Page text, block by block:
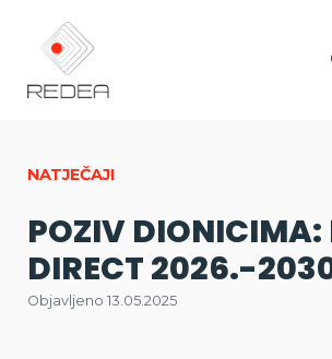
NATJEČAJI
POZIV DIONICIMA:
DIRECT 2026.-
Objavljeno 13.05.2025